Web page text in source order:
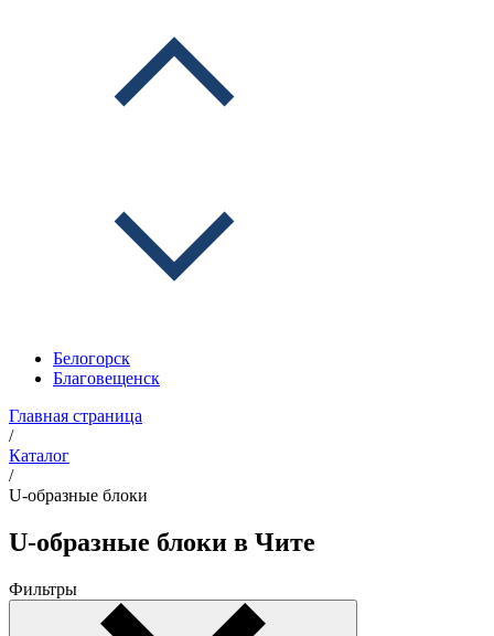
Белогорск
Благовещенск
Главная страница
/
Каталог
/
U-образные блоки
U-образные блоки в Чите
Фильтры